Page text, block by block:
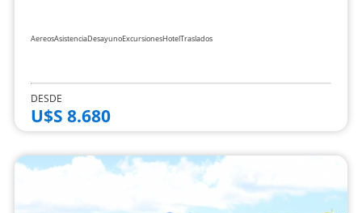
AereosAsistenciaDesayunoExcursionesHotelTraslados
DESDE
U$S 8.680